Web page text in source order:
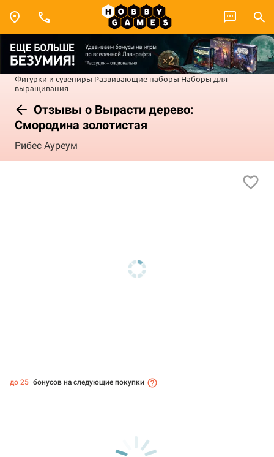
Фигурки и сувениры Развивающие наборы Наборы для
выращивания
Отзывы о Вырасти дерево:
Смородина золотистая
Рибес Ауреум
до 25 бонусов на следующие покупки